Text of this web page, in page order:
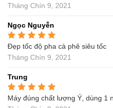
sao
Tháng Chín 9, 2021
Ngọc Nguyễn
Được xếp hạng 55
sao
Đẹp tốc độ pha cà phê siêu tốc
Tháng Chín 9, 2021
Trung
Được xếp hạng55
sao
Máy đúng chất lượng Ý, dùng 1